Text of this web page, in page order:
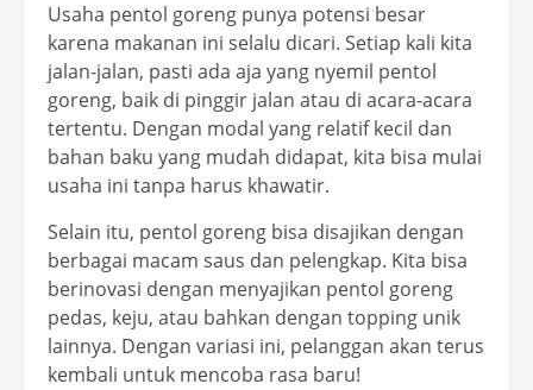
Usaha pentol goreng punya potensi besar
karena makanan ini selalu dicari. Setiap kali kita
jalan-jalan, pasti ada aja yang nyemil pentol
goreng, baik di pinggir jalan atau di acara-acara
tertentu. Dengan modal yang relatif kecil dan
bahan baku yang mudah didapat, kita bisa mulai
usaha ini tanpa harus khawatir.
Selain itu, pentol goreng bisa disajikan dengan
berbagai macam saus dan pelengkap. Kita bisa
berinovasi dengan menyajikan pentol goreng
pedas, keju, atau bahkan dengan topping unik
lainnya. Dengan variasi ini, pelanggan akan terus
kembali untuk mencoba rasa baru!